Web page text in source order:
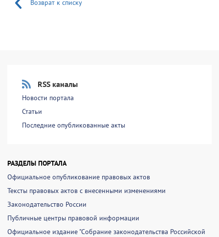
Возврат к списку
RSS каналы
Новости портала
Статьи
Последние опубликованные акты
РАЗДЕЛЫ ПОРТАЛА
Официальное опубликование правовых актов
Тексты правовых актов с внесенными изменениями
Законодательство России
Публичные центры правовой информации
Официальное издание "Собрание законодательства Российской